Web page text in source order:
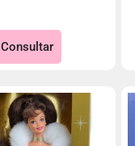
Consultar